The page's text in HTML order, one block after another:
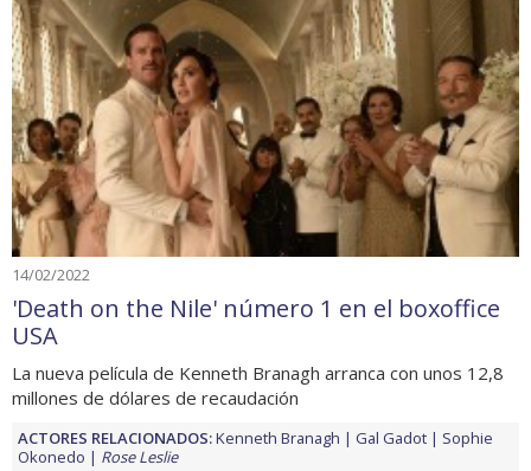
14/02/2022
'Death on the Nile' número 1 en el boxoffice
USA
La nueva película de Kenneth Branagh arranca con unos 12,8
millones de dólares de recaudación
ACTORES RELACIONADOS:Kenneth Branagh Gal Gadot
Sophie
Okonedo
Rose Leslie